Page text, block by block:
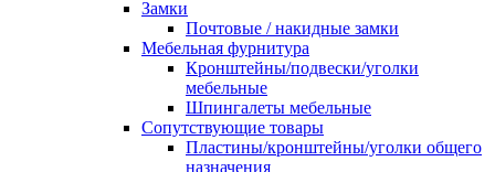
Замки
Почтовые / накидные замки
Мебельная фурнитура
Кронштейны/подвески/уголки
мебельные
Шпингалеты мебельные
Сопутствующие товары
Пластины/кронштейны/уголки общего
назначения